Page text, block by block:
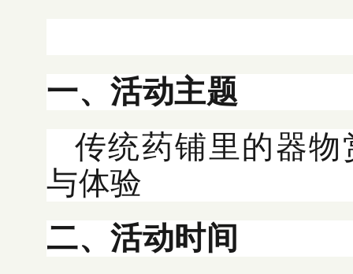
一、活动主题
传统药铺里的器
与体验
二、活动时间